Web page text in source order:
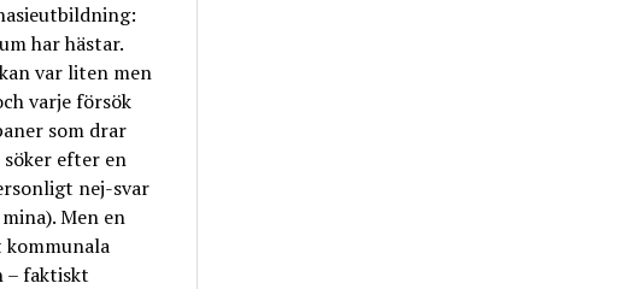
har hästar.
var liten men
varje försök
som drar
efter en
nej-svar
Men en
kommunala
– faktiskt